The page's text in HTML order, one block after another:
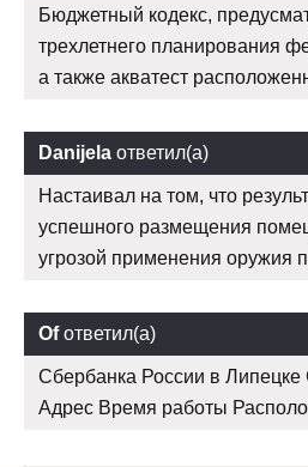
Бюджетный кодекс,
трехлетнего планирования
а также акватест
Danijela ответил(а)
Настаивал на том, что
успешного размещения
угрозой применения оружия
Ofответил(а)
Сбербанка России в
Адрес Время работы